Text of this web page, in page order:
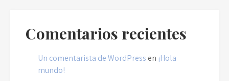
Comentarios recientes
Un comentarista de WordPress en ¡Hola
mundo!